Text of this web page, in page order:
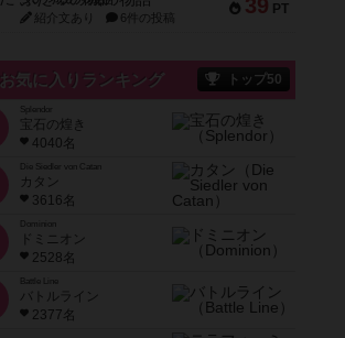
39 PT
紹介文あり 6件の投稿
お気に入りランキング トップ50
宝石の煌き
4040名
Die Siedler von Catan
カタン
3616名
ドミニオン
2528名
Battle Line
バトルライン
2377名